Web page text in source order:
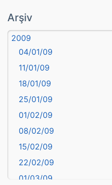
Aydın
Balıkesir
Bartın
başkentler
Batman
Bayburt
Bilecik
Bingöl
Bitlis
Bolu
Burdur
Arşiv
2009
04/01/09
11/01/09
18/01/09
25/01/09
01/02/09
08/02/09
15/02/09
22/02/09
01/03/09